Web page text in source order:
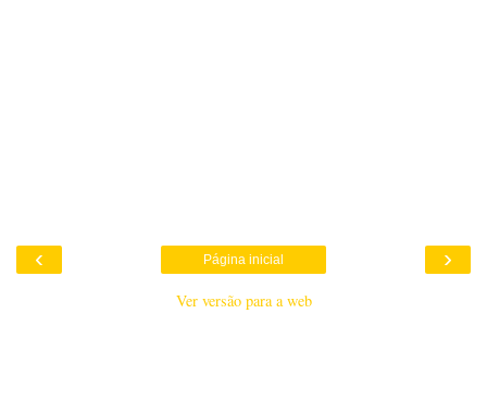
‹ ›
Página inicial
Ver versão para a web